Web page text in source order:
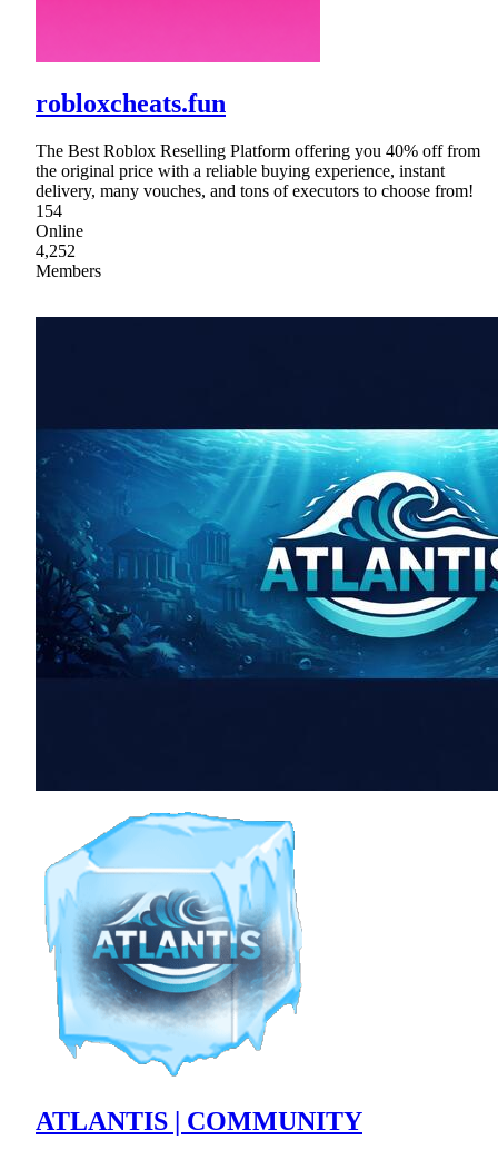
robloxcheats.fun
The Best Roblox Reselling Platform offering you 40% off from
the original price with a reliable buying experience, instant
delivery, many vouches, and tons of executors to choose from!
154
Online
4,252
Members
ATLANTIS | COMMUNITY